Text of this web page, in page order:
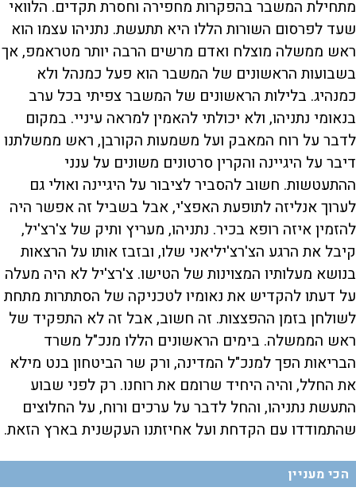
מתחילת המשבר בהפקרות מחפירה וחסרת תקדים. הלוואי
שעד לפרסום השורות הללו היא תתעשת. נתניהו עצמו הוא
ראש ממשלה מוצלח ואדם מרשים הרבה יותר מטראמפ, אך
בשבועות הראשונים של המשבר הוא פעל כמנהל ולא
כמנהיג. בלילות הראשונים של המשבר צפיתי בכל ערב
בנאומי נתניהו, ולא יכולתי להאמין למראה עיניי. במקום
לדבר על רוח המאבק ועל משמעות הקורבן, ראש ממשלתנו
דיבר על היגיינה והקרין סרטונים משונים על ענני
ההתעטשות. חשוב להסביר לציבור על היגיינה ואולי גם
לערוך אנליזה לתופעת האפצ'י, אבל בשביל זה אפשר היה
להזמין איזה רופא בכיר. נתניהו, מעריץ ותיק של צ'רצ'יל,
קיבל את הרגע הצ'רצ'יליאני שלו, ובזבז אותו על הרצאות
בנושא מעלותיו המצוינות של הטישו. צ'רצ'יל לא היה מעלה
על דעתו להקדיש את נאומיו לטכניקה של הסתתרות מתחת
לשולחן בזמן ההפצצות. זה חשוב, אבל זה לא התפקיד של
ראש הממשלה. בימים הראשונים הללו מנכ"ל משרד
הבריאות הפך למנכ"ל המדינה, ורק שר הביטחון בנט מילא
את החלל, והיה היחיד שרומם את רוחנו. רק לפני שבוע
התעשת נתניהו, והחל לדבר על ערכים ורוח, על החלוצים
שהתמודדו עם הקדחת ועל אחיזתנו העקשנית בארץ הזאת.
הכי מעניין